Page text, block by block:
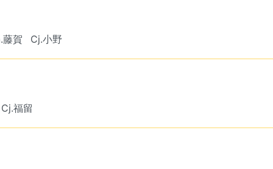
藤賀 Cj.小野
Cj.福留